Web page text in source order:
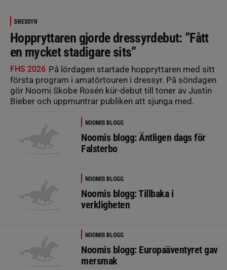
DRESSYR
Hoppryttaren gjorde dressyrdebut: ”Fått
en mycket stadigare sits”
FHS 2026 På lördagen startade hoppryttaren med sitt
första program i amatörtouren i dressyr. På söndagen
gör Noomi Skobe Rosén kür-debut till toner av Justin
Bieber och uppmuntrar publiken att sjunga med.
NOOMIS BLOGG
Noomis blogg: Äntligen dags för
Falsterbo
NOOMIS BLOGG
Noomis blogg: Tillbaka i
verkligheten
NOOMIS BLOGG
Noomis blogg: Europaäventyret gav
mersmak